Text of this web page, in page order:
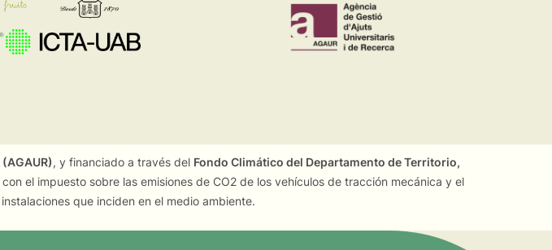
, y financiado a través del Fondo Climático del Departamento de Territorio,
el impuesto sobre las emisiones de CO2 de los vehículos de tracción mecánica y el
que inciden en el medio ambiente.